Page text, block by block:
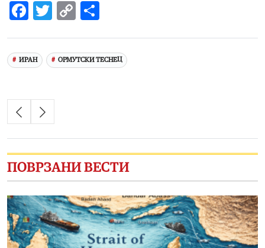
Facebook
Twitter
Copy
ИРАН ОРМУТСКИ ТЕСНЕЦ
ПОВРЗАНИ ВЕСТИ